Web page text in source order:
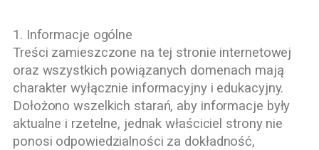
1. Informacje ogólne
Treści zamieszczone na tej stronie internetowej
oraz wszystkich powiązanych domenach mają
charakter wyłącznie informacyjny i edukacyjny.
Dołożono wszelkich starań, aby informacje były
aktualne i rzetelne, jednak właściciel strony nie
ponosi odpowiedzialności za dokładność,